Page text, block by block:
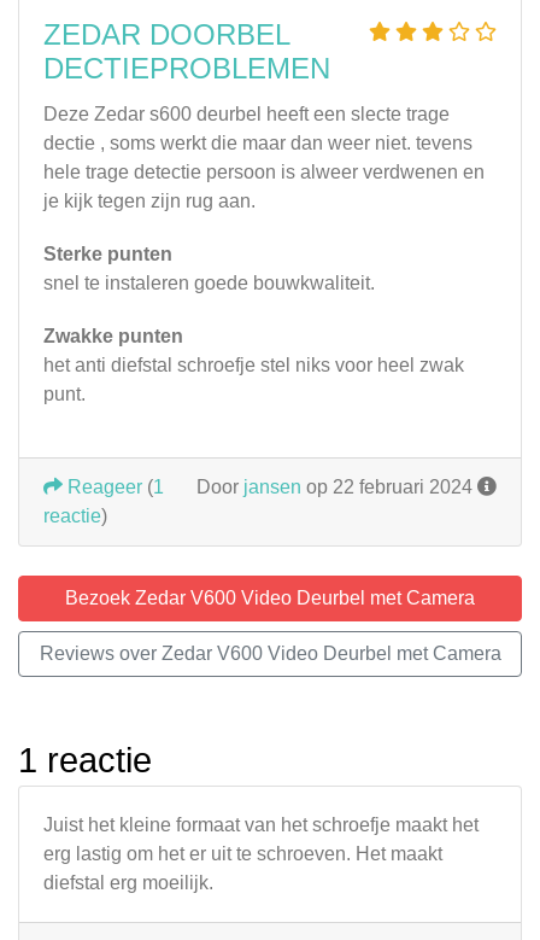
ZEDAR DOORBEL
DECTIEPROBLEMEN
Deze Zedar s600 deurbel heeft een slecte trage
dectie , soms werkt die maar dan weer niet. tevens
hele trage detectie persoon is alweer verdwenen en
je kijk tegen zijn rug aan.
Sterke punten
snel te instaleren goede bouwkwaliteit.
Zwakke punten
het anti diefstal schroefje stel niks voor heel zwak
punt.
Door jansen op 22 februari 2024
Reageer (1
reactie)
Bezoek Zedar V600 Video Deurbel met Camera
Reviews over Zedar V600 Video Deurbel met Camera
1 reactie
Juist het kleine formaat van het schroefje maakt het
erg lastig om het er uit te schroeven. Het maakt
diefstal erg moeilijk.